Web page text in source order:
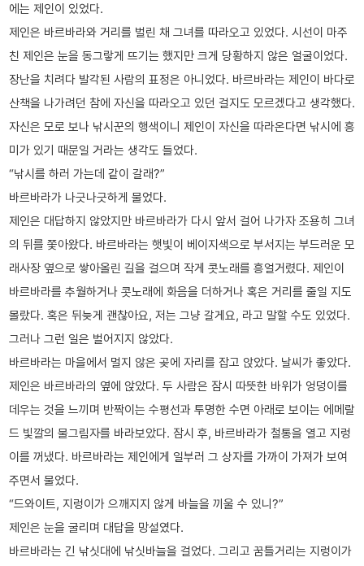
에는 제인이 있었다.
제인은 바르바라와 거리를 벌린 채 그녀를 따라오고 있었다. 시선이 마주
친 제인은 눈을 동그랗게 뜨기는 했지만 크게 당황하지 않은 얼굴이었다.
장난을 치려다 발각된 사람의 표정은 아니었다. 바르바라는 제인이 바다로
산책을 나가려던 참에 자신을 따라오고 있던 걸지도 모르겠다고 생각했다.
자신은 모로 보나 낚시꾼의 행색이니 제인이 자신을 따라온다면 낚시에 흥
미가 있기 때문일 거라는 생각도 들었다.
“낚시를 하러 가는데 같이 갈래?”
바르바라가 나긋나긋하게 물었다.
제인은 대답하지 않았지만 바르바라가 다시 앞서 걸어 나가자 조용히 그녀
의 뒤를 쫓아왔다. 바르바라는 햇빛이 베이지색으로 부서지는 부드러운 모
래사장 옆으로 쌓아올린 길을 걸으며 작게 콧노래를 흥얼거렸다. 제인이
바르바라를 추월하거나 콧노래에 화음을 더하거나 혹은 거리를 줄일 지도
몰랐다. 혹은 뒤늦게 괜찮아요, 저는 그냥 갈게요, 라고 말할 수도 있었다.
그러나 그런 일은 벌어지지 않았다.
바르바라는 마을에서 멀지 않은 곶에 자리를 잡고 앉았다. 날씨가 좋았다.
제인은 바르바라의 옆에 앉았다. 두 사람은 잠시 따뜻한 바위가 엉덩이를
데우는 것을 느끼며 반짝이는 수평선과 투명한 수면 아래로 보이는 에메랄
드 빛깔의 물그림자를 바라보았다. 잠시 후, 바르바라가 철통을 열고 지렁
이를 꺼냈다. 바르바라는 제인에게 일부러 그 상자를 가까이 가져가 보여
주면서 물었다.
“드와이트, 지렁이가 으깨지지 않게 바늘을 끼울 수 있니?”
제인은 눈을 굴리며 대답을 망설였다.
바르바라는 긴 낚싯대에 낚싯바늘을 걸었다. 그리고 꿈틀거리는 지렁이가